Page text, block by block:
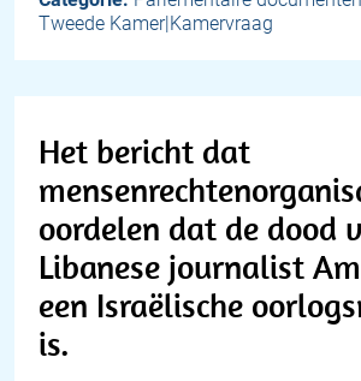
Tweede Kamer|Kamervraag
Het bericht dat
oordelen dat de dood
Libanese journalist
een Israëlische
is.